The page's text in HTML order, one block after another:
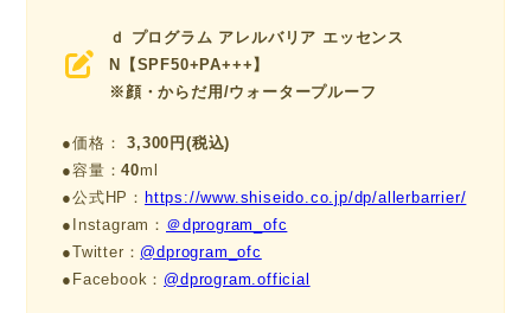
ｄ プログラム アレルバリア エッセンス
N【SPF50+PA+++】
※顔・からだ用/ウォータープルーフ
●価格：
3,300円(税込)
●容量：40ml
●公式HP： https://www.shiseido.co.jp/dp/allerbarrier/
●Instagram： ＠dprogram_ofc
●Twitter： @dprogram_ofc
●Facebook： @dprogram.official